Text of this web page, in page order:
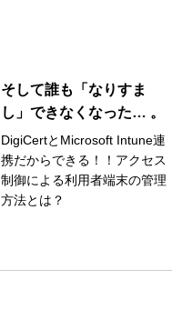
そして誰も「なりすま
し」できなくなった… 。
DigiCertとMicrosoft Intune連
携だからできる！！アクセス
制御による利用者端末の管理
方法とは？